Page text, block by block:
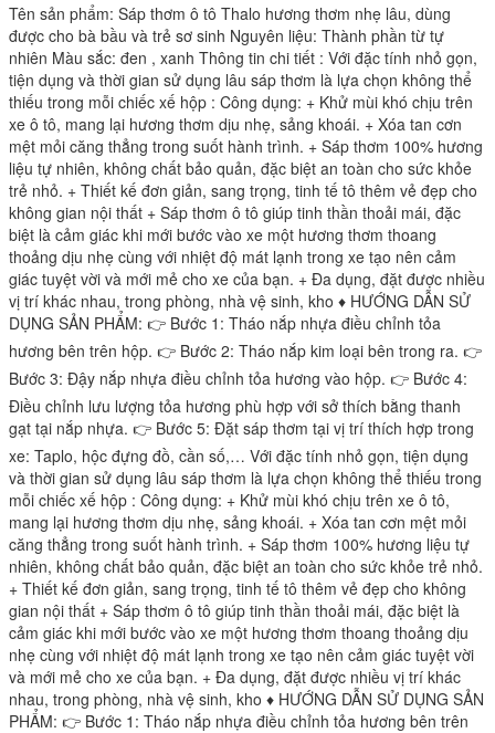
Tên sản phẩm: Sáp thơm ô tô Thalo hương thơm nhẹ lâu, dùng
được cho bà bầu và trẻ sơ sinh Nguyên liệu: Thành phần từ tự
nhiên Màu sắc: đen , xanh Thông tin chi tiết : Với đặc tính nhỏ gọn,
tiện dụng và thời gian sử dụng lâu sáp thơm là lựa chọn không thể
thiếu trong mỗi chiếc xế hộp : Công dụng: + Khử mùi khó chịu trên
xe ô tô, mang lại hương thơm dịu nhẹ, sảng khoái. + Xóa tan cơn
mệt mỏi căng thẳng trong suốt hành trình. + Sáp thơm 100% hương
liệu tự nhiên, không chất bảo quản, đặc biệt an toàn cho sức khỏe
trẻ nhỏ. + Thiết kế đơn giản, sang trọng, tinh tế tô thêm vẻ đẹp cho
không gian nội thất + Sáp thơm ô tô giúp tinh thần thoải mái, đặc
biệt là cảm giác khi mới bước vào xe một hương thơm thoang
thoảng dịu nhẹ cùng với nhiệt độ mát lạnh trong xe tạo nên cảm
giác tuyệt vời và mới mẻ cho xe của bạn. + Đa dụng, đặt được nhiều
vị trí khác nhau, trong phòng, nhà vệ sinh, kho ♦ HƯỚNG DẪN SỬ
DỤNG SẢN PHẨM: 👉 Bước 1: Tháo nắp nhựa điều chỉnh tỏa
hương bên trên hộp. 👉 Bước 2: Tháo nắp kim loại bên trong ra. 👉
Bước 3: Đậy nắp nhựa điều chỉnh tỏa hương vào hộp. 👉 Bước 4:
Điều chỉnh lưu lượng tỏa hương phù hợp với sở thích bằng thanh
gạt tại nắp nhựa. 👉 Bước 5: Đặt sáp thơm tại vị trí thích hợp trong
xe: Taplo, hộc đựng đồ, cần số,… Với đặc tính nhỏ gọn, tiện dụng
và thời gian sử dụng lâu sáp thơm là lựa chọn không thể thiếu trong
mỗi chiếc xế hộp : Công dụng: + Khử mùi khó chịu trên xe ô tô,
mang lại hương thơm dịu nhẹ, sảng khoái. + Xóa tan cơn mệt mỏi
căng thẳng trong suốt hành trình. + Sáp thơm 100% hương liệu tự
nhiên, không chất bảo quản, đặc biệt an toàn cho sức khỏe trẻ nhỏ.
+ Thiết kế đơn giản, sang trọng, tinh tế tô thêm vẻ đẹp cho không
gian nội thất + Sáp thơm ô tô giúp tinh thần thoải mái, đặc biệt là
cảm giác khi mới bước vào xe một hương thơm thoang thoảng dịu
nhẹ cùng với nhiệt độ mát lạnh trong xe tạo nên cảm giác tuyệt vời
và mới mẻ cho xe của bạn. + Đa dụng, đặt được nhiều vị trí khác
nhau, trong phòng, nhà vệ sinh, kho ♦ HƯỚNG DẪN SỬ DỤNG SẢN
PHẨM: 👉 Bước 1: Tháo nắp nhựa điều chỉnh tỏa hương bên trên